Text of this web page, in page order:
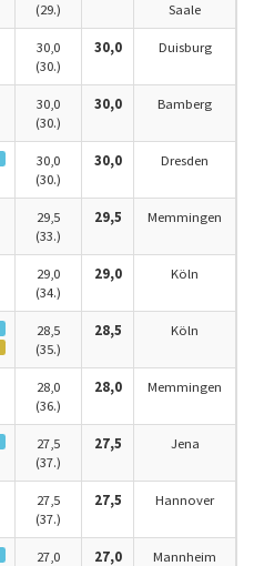
(29.)
Saale
30,0
(30.)
30,0 Duisburg
30,0
(30.)
30,0 Bamberg
30,0
(30.)
30,0 Dresden
29,5
(33.)
29,5 Memmingen
29,0
(34.)
29,0 Köln
28,5
(35.)
28,5 Köln
28,0
(36.)
28,0 Memmingen
27,5
(37.)
27,5 Jena
27,5
(37.)
27,5 Hannover
27,0
27,0 Mannheim